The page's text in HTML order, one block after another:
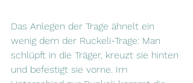
Das Anlegen der Trage ähnelt ein
wenig dem der Ruckeli-Trage: Man
schlüpft in die Träger, kreuzt sie hinten
und befestigt sie vorne. Im